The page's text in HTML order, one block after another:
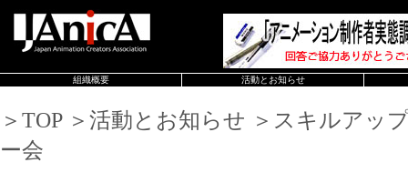
組織概要 活動とお知らせ
＞TOP ＞活動とお知らせ ＞スキルアッ
ー会